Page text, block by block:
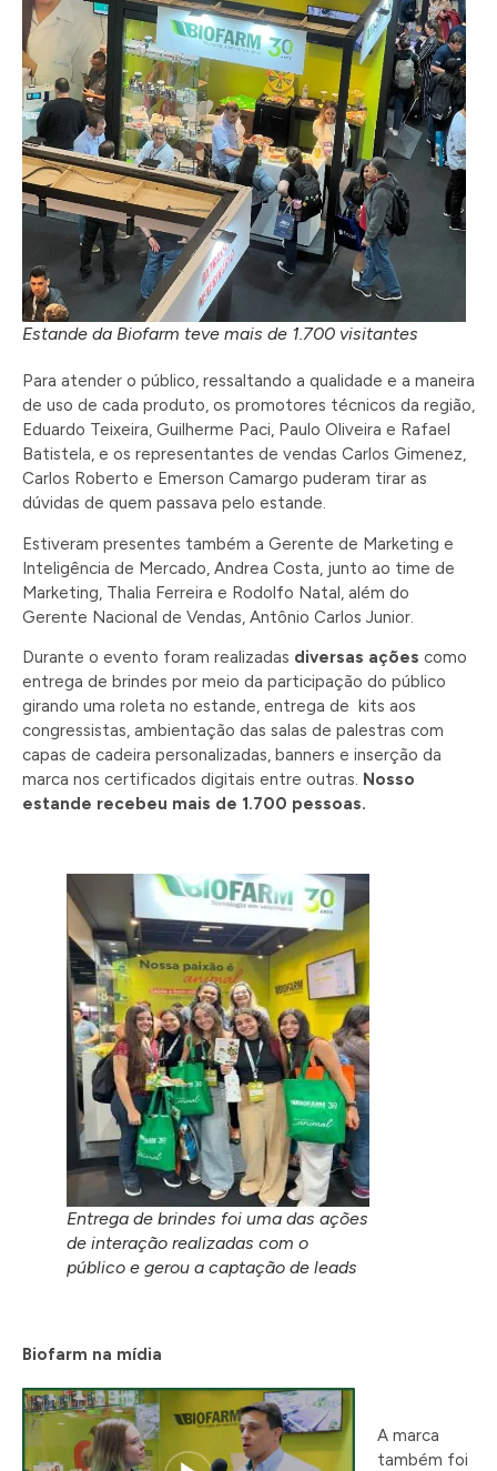
Estande da Biofarm teve mais de 1.700 visitantes
Para atender o público, ressaltando a qualidade e a maneira
de uso de cada produto, os promotores técnicos da região,
Eduardo Teixeira, Guilherme Paci, Paulo Oliveira e Rafael
Batistela, e os representantes de vendas Carlos Gimenez,
Carlos Roberto e Emerson Camargo puderam tirar as
dúvidas de quem passava pelo estande.
Estiveram presentes também a Gerente de Marketing e
Inteligência de Mercado, Andrea Costa, junto ao time de
Marketing, Thalia Ferreira e Rodolfo Natal, além do
Gerente Nacional de Vendas, Antônio Carlos Junior.
Durante o evento foram realizadas diversas ações como
entrega de brindes por meio da participação do público
girando uma roleta no estande, entrega de kits aos
congressistas, ambientação das salas de palestras com
capas de cadeira personalizadas, banners e inserção da
marca nos certificados digitais entre outras. Nosso
estande recebeu mais de 1.700 pessoas.
Entrega de brindes foi uma das ações
de interação realizadas com o
público e gerou a captação de leads
Biofarm na mídia
A marca
também foi